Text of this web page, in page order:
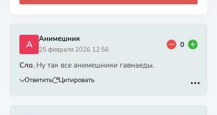
А Анимешник
25 февраля 2026 12:56
0
Сло, Ну так все анимешники гавнаеды.
Ответить Цитировать